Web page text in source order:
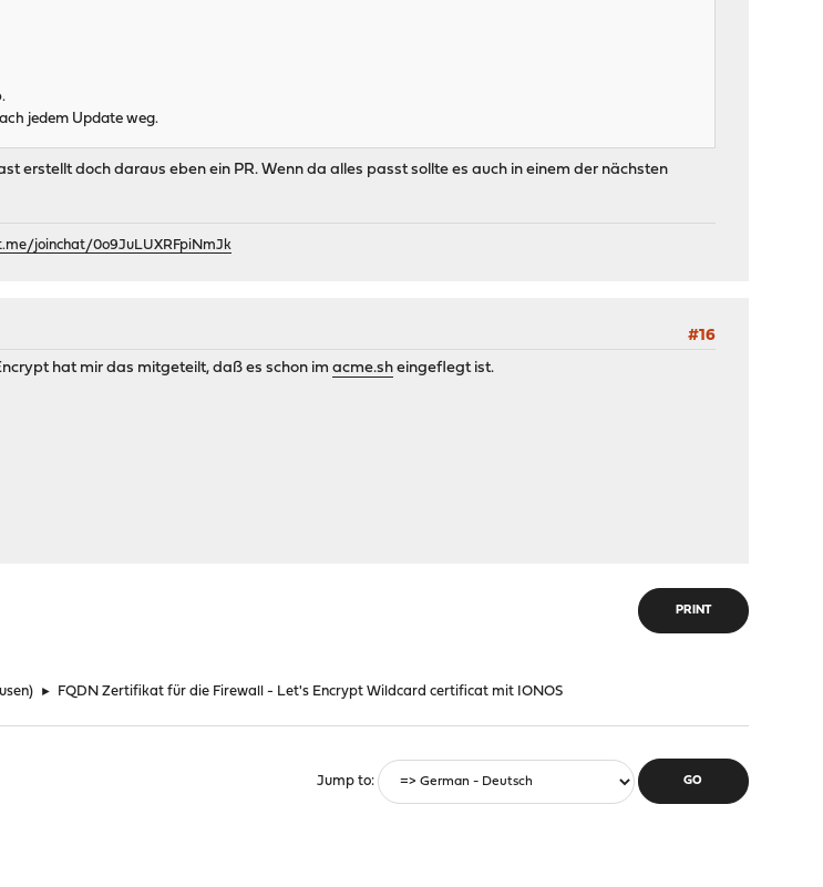
jedem Update weg.
erstellt doch daraus eben ein PR. Wenn da alles passt sollte es auch in einem der nächsten
joinchat/0o9JuLUXRFpiNmJk
#16
hat mir das mitgeteilt, daß es schon imacme.sh eingeflegt ist.
PRINT
) ► FQDN Zertifikat für die Firewall - Let's Encrypt Wildcard certificat mit IONOS
Jump to